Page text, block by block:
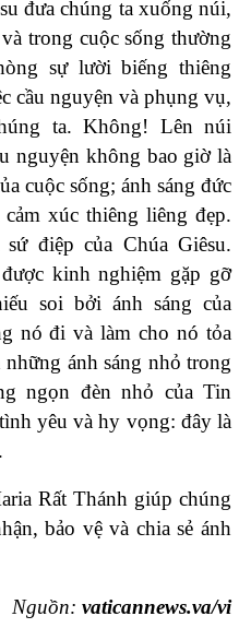
đưa chúng ta xuống núi,
trong cuộc sống thường
sự lười biếng thiêng
cầu nguyện và phụng vụ,
ta. Không! Lên núi
nguyện không bao giờ là
cuộc sống; ánh sáng đức
xúc thiêng liêng đẹp.
điệp của Chúa Giêsu.
kinh nghiệm gặp gỡ
soi bởi ánh sáng của
nó đi và làm cho nó tỏa
ánh sáng nhỏ trong
ngọn đèn nhỏ của Tin
yêu và hy vọng: đây là
Rất Thánh giúp chúng
bảo vệ và chia sẻ ánh
Nguồn: vaticannews.va/vi